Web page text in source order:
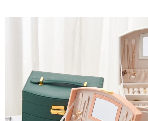
１．透過由恩沛科技股份有限公司提供之「AFTEE先
易，需依本服務之必要範圍內提供個人資料，並將交
２．關於個人資料處理事宜，請瀏覽以下網址：
３．未成年的使用者請事先徵得法定代理人或監護
「AFTEE先享後付」，若未經同意申辦者引起之損失
任。
４．使用「AFTEE先享後付」時，將依據個別帳號之
時審查核予不同之上限額度；若仍有額度不足之情
請求用戶進行身份認證。
京站台北店客服中心(1F星巴克旁) 即日起不